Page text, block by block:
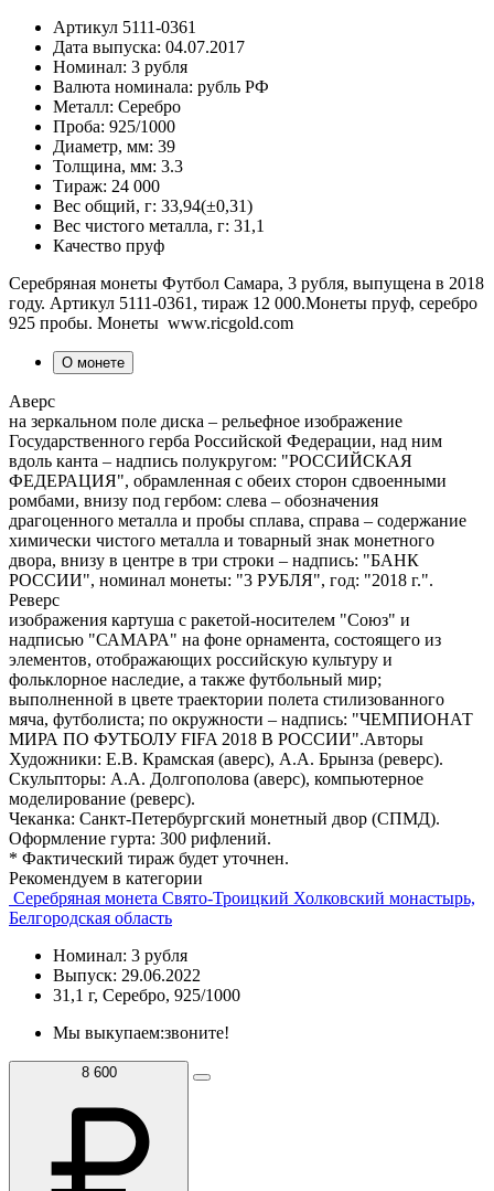
Артикул 5111-0361
Дата выпуска: 04.07.2017
Номинал: 3 рубля
Валюта номинала: рубль РФ
Металл: Серебро
Проба: 925/1000
Диаметр, мм: 39
Толщина, мм: 3.3
Тираж: 24 000
Вес общий, г: 33,94(±0,31)
Вес чистого металла, г: 31,1
Качество пруф
Серебряная монеты Футбол Самара, 3 рубля, выпущена в 2018
году. Артикул 5111-0361, тираж 12 000.Монеты пруф, серебро
925 пробы. Монеты www.ricgold.com
О монете
Аверс
на зеркальном поле диска – рельефное изображение
Государственного герба Российской Федерации, над ним
вдоль канта – надпись полукругом: "РОССИЙСКАЯ
ФЕДЕРАЦИЯ", обрамленная с обеих сторон сдвоенными
ромбами, внизу под гербом: слева – обозначения
драгоценного металла и пробы сплава, справа – содержание
химически чистого металла и товарный знак монетного
двора, внизу в центре в три строки – надпись: "БАНК
РОССИИ", номинал монеты: "3 РУБЛЯ", год: "2018 г.".
Реверс
изображения картуша с ракетой-носителем "Союз" и
надписью "САМАРА" на фоне орнамента, состоящего из
элементов, отображающих российскую культуру и
фольклорное наследие, а также футбольный мир;
выполненной в цвете траектории полета стилизованного
мяча, футболиста; по окружности – надпись: "ЧЕМПИОНАТ
МИРА ПО ФУТБОЛУ FIFA 2018 В РОССИИ".Авторы
Художники: Е.В. Крамская (аверс), А.А. Брынза (реверс).
Скульпторы: А.А. Долгополова (аверс), компьютерное
моделирование (реверс).
Чеканка: Санкт-Петербургский монетный двор (СПМД).
Оформление гурта: 300 рифлений.
* Фактический тираж будет уточнен.
Рекомендуем в категории
Серебряная монета Свято-Троицкий Холковский монастырь,
Белгородская область
Номинал: 3 рубля
Выпуск: 29.06.2022
31,1 г, Серебро, 925/1000
Мы выкупаем:звоните!
8 600